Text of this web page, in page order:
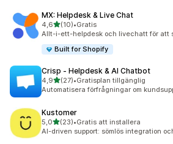
MX: Helpdesk & Live Chat
4,6av 5 stjärnor
(10)
10 recensioner totalt
•Gratis
Allt-i-ett-helpdesk och livechatt för att
Built for Shopify
Crisp ‑ Helpdesk & AI Chatbot
4,9av 5 stjärnor
(27)
27 recensioner totalt
•Gratisplan tillgänglig
Automatisera förfrågningar om
Kustomer
5,0av 5 stjärnor
(23)
23 recensioner totalt
•Gratis att installera
AI-driven support: sömlös integration